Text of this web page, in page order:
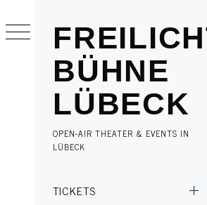
BÜHNE
LÜBECK
OPEN-AIR THEATER & EVENTS IN
LÜBECK
MenuTICKETS
to
content